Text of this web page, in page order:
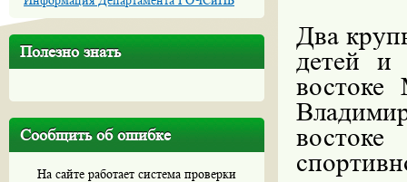
Полезно знать
Сообщить об ошибке
На сайте работает система проверки
Два
детей и